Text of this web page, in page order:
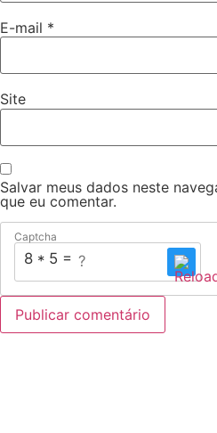
E-mail *
Site
Salvar meus dados neste
que eu comentar.
Captcha
8 * 5 = ?